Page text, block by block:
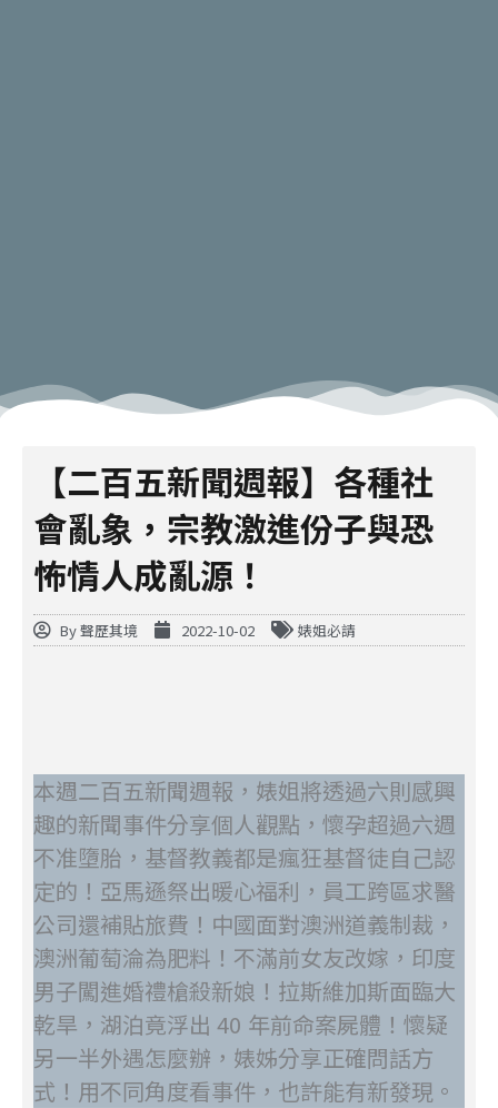
【二百五新聞週報】各種社
會亂象，宗教激進份子與恐
怖情人成亂源！
By聲歷其境 2022-10-02 婊姐必請
本週二百五新聞週報，婊姐將透過六則感興
趣的新聞事件分享個人觀點，懷孕超過六週
不准墮胎，基督教義都是瘋狂基督徒自己認
定的！亞馬遜祭出暖心福利，員工跨區求醫
公司還補貼旅費！中國面對澳洲道義制裁，
澳洲葡萄淪為肥料！不滿前女友改嫁，印度
男子闖進婚禮槍殺新娘！拉斯維加斯面臨大
乾旱，湖泊竟浮出 40 年前命案屍體！懷疑
另一半外遇怎麼辦，婊姊分享正確問話方
式！用不同角度看事件，也許能有新發現。